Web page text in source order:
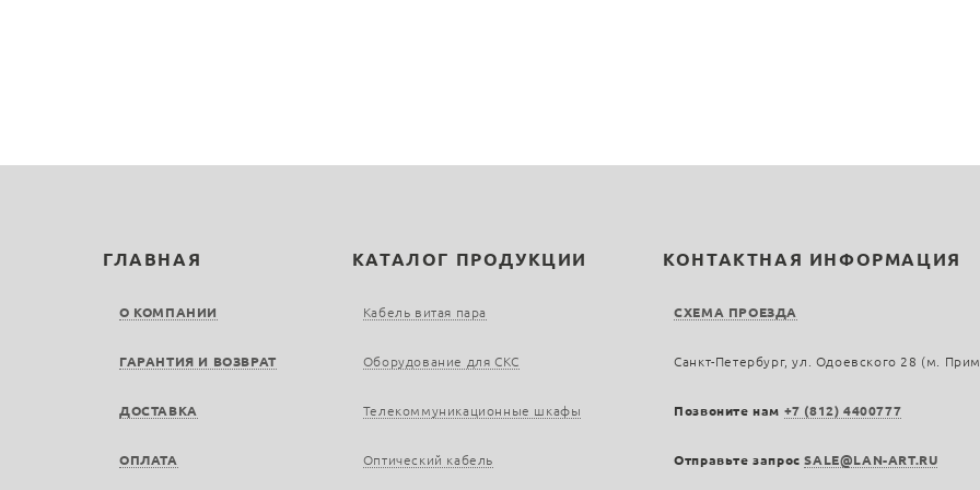
ГЛАВНАЯ
О КОМПАНИИ
ГАРАНТИЯ И ВОЗВРАТ
ДОСТАВКА
ОПЛАТА
КАТАЛОГ ПРОДУКЦИИ
Кабель витая пара
Оборудование для СКС
Телекоммуникационные шкафы
Оптический кабель
КОНТАКТНАЯ ИНФОРМАЦИЯ
СХЕМА ПРОЕЗДА
Санкт-Петербург, ул. Одоевского 28 (м.
Позвоните нам +7 (812) 4400777
Отправьте запросSALE@LAN-ART.RU